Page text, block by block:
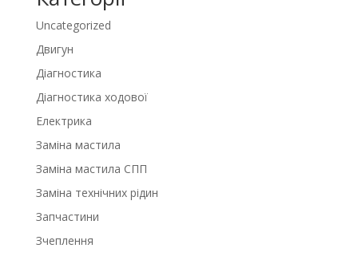
Uncategorized
Двигун
Діагностика
Діагностика ходової
Електрика
Заміна мастила
Заміна мастила СПП
Заміна технічних рідин
Запчастини
Зчеплення